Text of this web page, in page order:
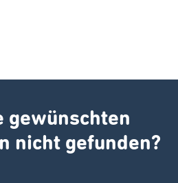
gewünschten
nicht gefunden?